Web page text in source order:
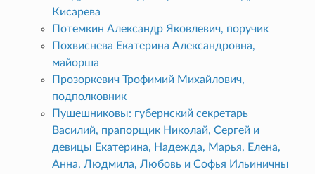
Кисарева
Потемкин Александр Яковлевич, поручик
Похвиснева Екатерина Александровна,
майорша
Прозоркевич Трофимий Михайлович,
подполковник
Пушешниковы: губернский секретарь
Василий, прапорщик Николай, Сергей и
девицы Екатерина, Надежда, Марья, Елена,
Анна, Людмила, Любовь и Софья Ильиничны